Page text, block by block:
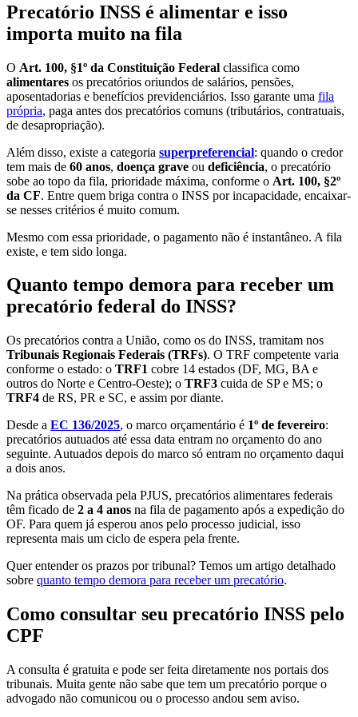
Precatório INSS é alimentar e isso
importa muito na fila
O Art. 100, §1º da Constituição Federal classifica como
alimentares os precatórios oriundos de salários, pensões,
aposentadorias e benefícios previdenciários. Isso garante uma fila
própria, paga antes dos precatórios comuns (tributários, contratuais,
de desapropriação).
Além disso, existe a categoria superpreferencial: quando o credor
tem mais de 60 anos, doença grave ou deficiência, o precatório
sobe ao topo da fila, prioridade máxima, conforme o Art. 100, §2º
da CF. Entre quem briga contra o INSS por incapacidade, encaixar-
se nesses critérios é muito comum.
Mesmo com essa prioridade, o pagamento não é instantâneo. A fila
existe, e tem sido longa.
Quanto tempo demora para receber um
precatório federal do INSS?
Os precatórios contra a União, como os do INSS, tramitam nos
Tribunais Regionais Federais (TRFs). O TRF competente varia
conforme o estado: o TRF1 cobre 14 estados (DF, MG, BA e
outros do Norte e Centro-Oeste); o TRF3 cuida de SP e MS; o
TRF4 de RS, PR e SC, e assim por diante.
Desde a EC 136/2025, o marco orçamentário é 1º de fevereiro:
precatórios autuados até essa data entram no orçamento do ano
seguinte. Autuados depois do marco só entram no orçamento daqui
a dois anos.
Na prática observada pela PJUS, precatórios alimentares federais
têm ficado de 2 a 4 anos na fila de pagamento após a expedição do
OF. Para quem já esperou anos pelo processo judicial, isso
representa mais um ciclo de espera pela frente.
Quer entender os prazos por tribunal? Temos um artigo detalhado
sobre quanto tempo demora para receber um precatório.
Como consultar seu precatório INSS pelo
CPF
A consulta é gratuita e pode ser feita diretamente nos portais dos
tribunais. Muita gente não sabe que tem um precatório porque o
advogado não comunicou ou o processo andou sem aviso.